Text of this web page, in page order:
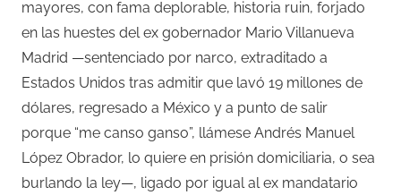
mayores, con fama deplorable, historia ruin, forjado
en las huestes del ex gobernador Mario Villanueva
Madrid —sentenciado por narco, extraditado a
Estados Unidos tras admitir que lavó 19 millones de
dólares, regresado a México y a punto de salir
porque “me canso ganso”, llámese Andrés Manuel
López Obrador, lo quiere en prisión domiciliaria, o sea
burlando la ley—, ligado por igual al ex mandatario